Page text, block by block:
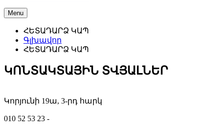
Menu
ՀԵՏԱԴԱՐՁ ԿԱՊ
Գլխավոր
ՀԵՏԱԴԱՐՁ ԿԱՊ
ԿՈՆՏԱԿՏԱՅԻՆ ՏՎՅԱԼՆԵՐ
Կորյունի 19ա, 3-րդ հարկ
010 52 53 23 -